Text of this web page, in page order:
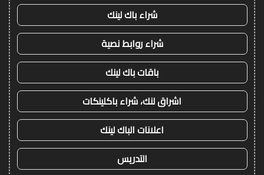
شراء باك لينك
شراء روابط نصية
باقات باك لينك
اشراق لنك، شراء باكلينكات
اعلانات الباك لينك
التدريس